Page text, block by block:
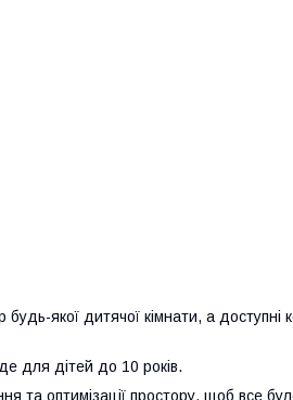
якої дитячої кімнати, а доступні
для дітей до 10 років.
та оптимізації простору, щоб все